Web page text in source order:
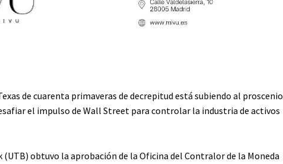
de cuarenta primaveras de decrepitud está subiendo al proscenio
el impulso de Wall Street para controlar la industria de activos
(UTB) obtuvo la aprobación de la Oficina del Contralor de la Moneda